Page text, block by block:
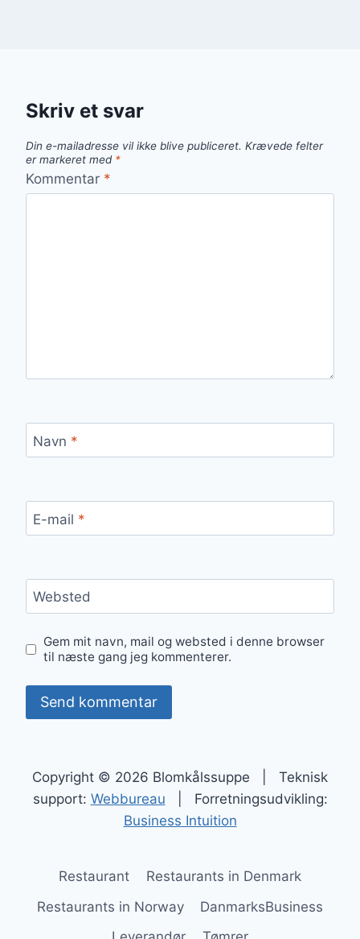
Skriv et svar
Din e-mailadresse vil ikke blive publiceret. Krævede felter
er markeret med *
Kommentar *
Navn *
E-mail *
Websted
Gem mit navn, mail og websted i denne browser
til næste gang jeg kommenterer.
Copyright © 2026 Blomkålssuppe | Teknisk
support: Webbureau | Forretningsudvikling:
Business Intuition
Restaurant
Restaurants in Denmark
Restaurants in Norway
DanmarksBusiness